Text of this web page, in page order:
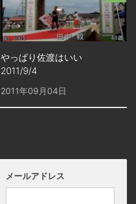
やっぱり佐渡はいい
2011/9/4
2011年09月04日
メールアドレス